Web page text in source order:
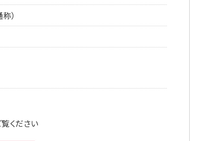
）
ください